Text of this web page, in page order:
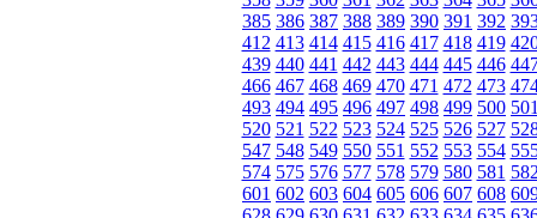
385 386 387 388 389 390 391 392
412 413 414 415 416 417 418 419
439 440 441 442 443 444 445 446
466 467 468 469 470 471 472 473
493 494 495 496 497 498 499 500
520 521 522 523 524 525 526 527
547 548 549 550 551 552 553 554
574 575 576 577 578 579 580 581
601 602 603 604 605 606 607 608